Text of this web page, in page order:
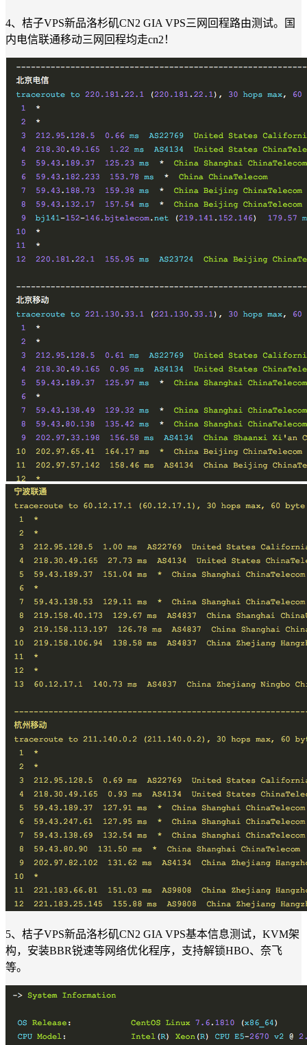
4、桔子VPS新品洛杉矶CN2 GIA VPS三网回程路由测试。国
内电信联通移动三网回程均走cn2！
5、桔子VPS新品洛杉矶CN2 GIA VPS基本信息测试，KVM架
构，安装BBR锐速等网络优化程序，支持解锁HBO、奈飞
等。